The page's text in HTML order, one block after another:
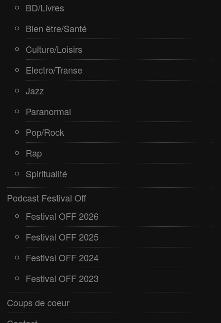
BD/Livres
Bien être/Santé
Culture/Loisirs
Electro/Transe
Jazz
Paranormal
Pop/Rock
Rap
Spiritualité
Podcast Festival Off
Festival OFF 2026
Festival OFF 2025
Festival OFF 2024
Festival OFF 2023
Coups de coeur